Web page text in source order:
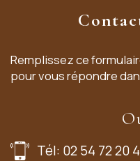
Remplissez ce
pour vous répondre
Tél: 02 54 72 20